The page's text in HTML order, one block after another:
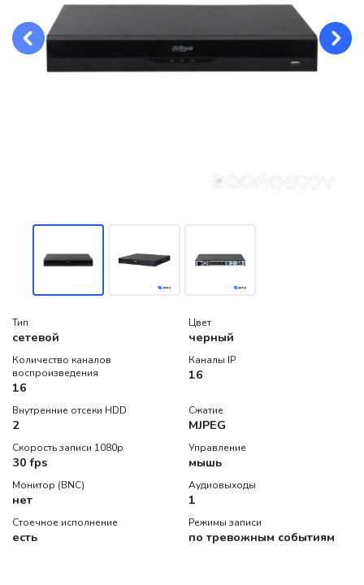
Тип
сетевой
Цвет
черный
Количество каналов
воспроизведения
16
Каналы IP
16
Внутренние отсеки HDD
2
Сжатие
MJPEG
Скорость записи 1080p
30 fps
Управление
мышь
Монитор (BNC)
нет
Аудиовыходы
1
Стоечное исполнение
есть
Режимы записи
по тревожным событиям